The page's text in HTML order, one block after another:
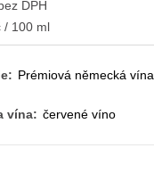
DPH
/ 100 ml
: Prémiová německá vína
vína: červené víno